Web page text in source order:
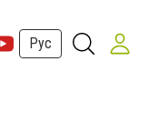
Рус